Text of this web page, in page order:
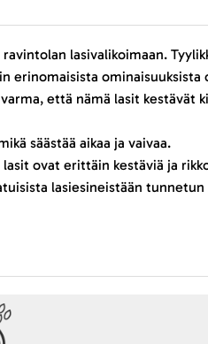
ravintolan lasivalikoimaan.
erinomaisista
että nämä lasit kestävät
säästää aikaa ja vaivaa.
ovat erittäin kestäviä ja
lasiesineistään